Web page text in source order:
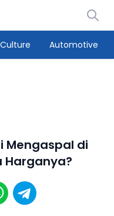
Culture Automotive
Mengaspal di
Harganya?